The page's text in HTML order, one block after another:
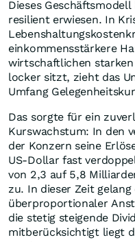
Dieses
resilient erwiesen. In
einkommensstärkere
wirtschaftlichen starken
locker sitzt, zieht das
Umfang
Das sorgte für ein
Kurswachstum: In den
der Konzern seine
US-Dollar fast
von 2,3 auf 5,8
zu. In dieser Zeit
überproportionaler
die stetig steigende
mitberücksichtigt liegt